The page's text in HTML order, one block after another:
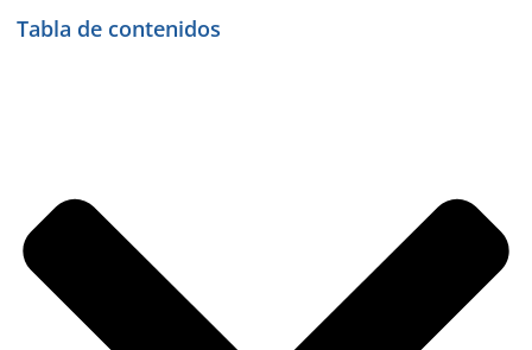
Tabla de contenidos